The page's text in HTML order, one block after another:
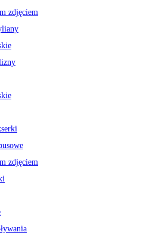
zdjęciem
zdjęciem